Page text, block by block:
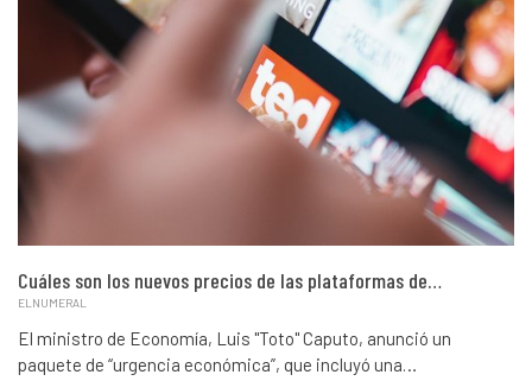
Cuáles son los nuevos precios de las plataformas de…
ELNUMERAL
El ministro de Economía, Luis "Toto" Caputo, anunció un
paquete de “urgencia económica”, que incluyó una…